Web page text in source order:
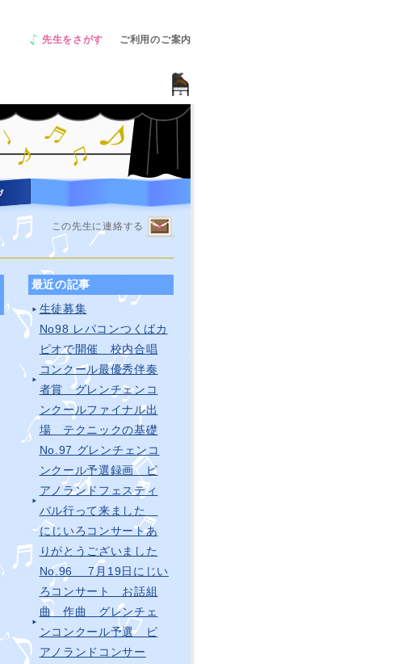
ご利用のご案内
先生をさがす
この先生に連絡する
最近の記事
生徒募集
No98 レパコンつくばカ
ピオで開催 校内合唱
コンクール最優秀伴奏
者賞 グレンチェンコ
ンクールファイナル出
場 テクニックの基礎
No.97 グレンチェンコ
ンクール予選録画 ピ
アノランドフェスティ
バル行って来ました
にじいろコンサートあ
りがとうございました
No.96 7月19日にじい
ろコンサート お話組
曲 作曲 グレンチェ
ンコンクール予選 ピ
アノランドコンサー